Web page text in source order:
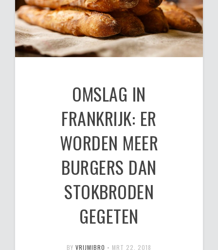
OMSLAG IN
FRANKRIJK: ER
WORDEN MEER
BURGERS DAN
STOKBRODEN
GEGETEN
BY VRIJMIBRO • MRT 22, 2018